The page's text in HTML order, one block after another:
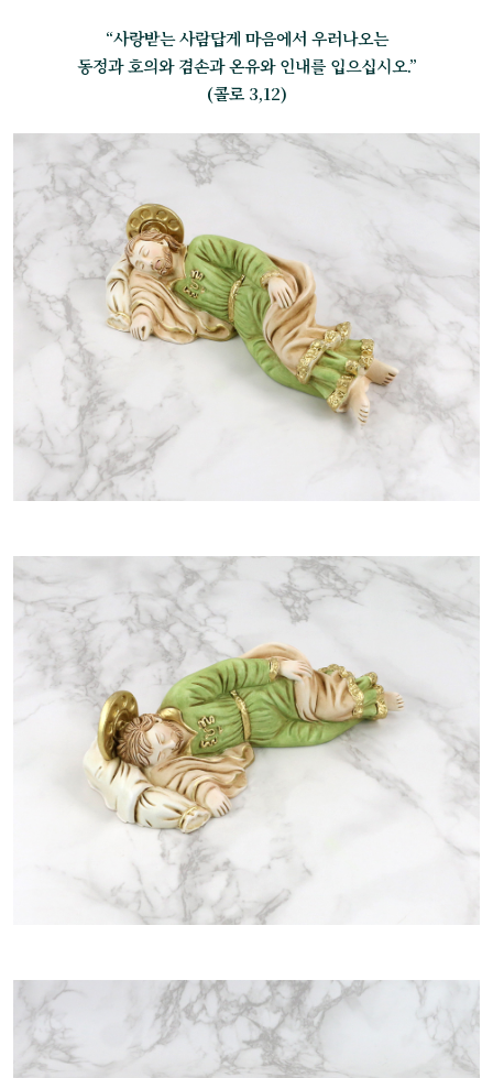
“사랑받는 사람답게 마음에서 우러나오는
동정과 호의와 겸손과 온유와 인내를 입으십시오.”
(콜로 3,12)